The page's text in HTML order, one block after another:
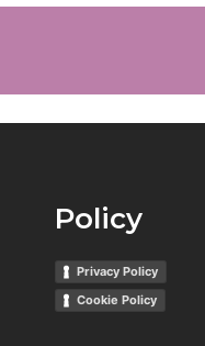
Policy
Privacy Policy
Cookie Policy